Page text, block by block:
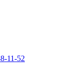
11-52